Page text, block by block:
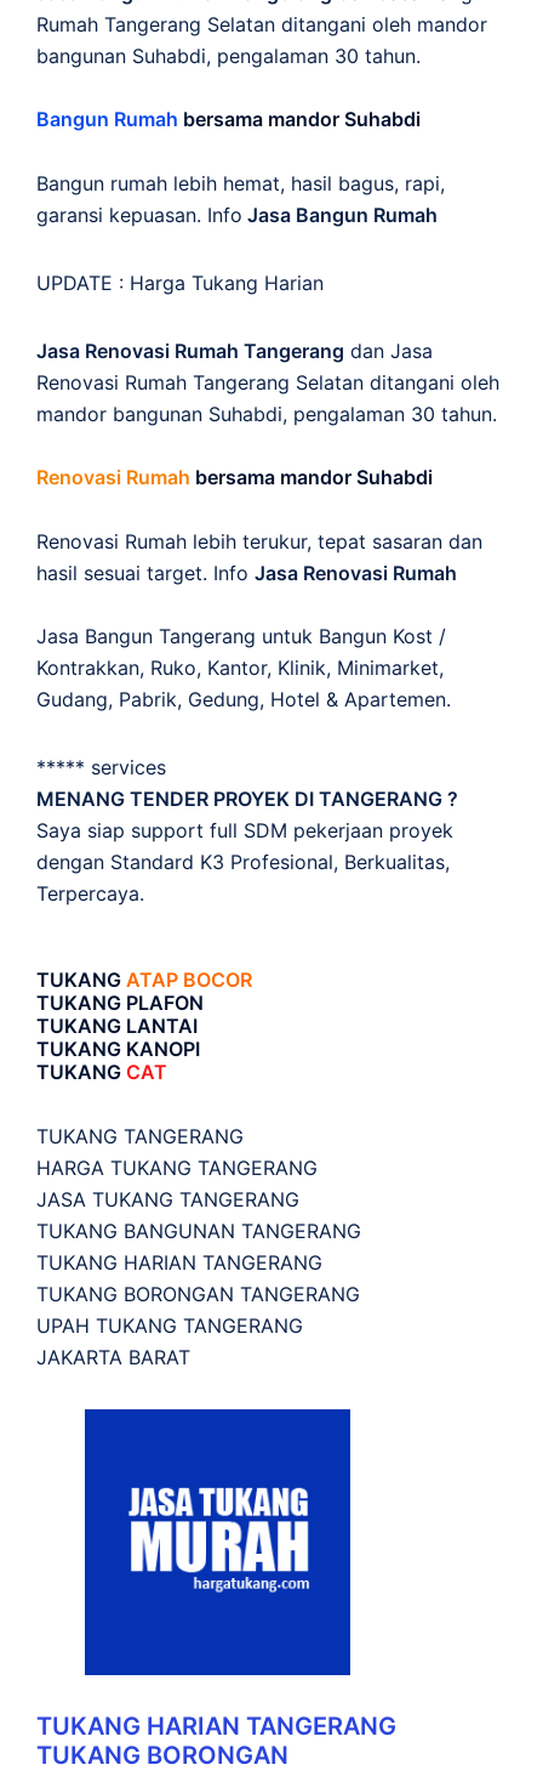
Rumah Tangerang Selatan ditangani oleh mandor
bangunan Suhabdi, pengalaman 30 tahun.
Bangun Rumah bersama mandor Suhabdi
Bangun rumah lebih hemat, hasil bagus, rapi,
garansi kepuasan. Info Jasa Bangun Rumah
UPDATE : Harga Tukang Harian
Jasa Renovasi Rumah Tangerang dan Jasa
Renovasi Rumah Tangerang Selatan ditangani oleh
mandor bangunan Suhabdi, pengalaman 30 tahun.
Renovasi Rumah bersama mandor Suhabdi
Renovasi Rumah lebih terukur, tepat sasaran dan
hasil sesuai target. Info Jasa Renovasi Rumah
Jasa Bangun Tangerang untuk Bangun Kost /
Kontrakkan, Ruko, Kantor, Klinik, Minimarket,
Gudang, Pabrik, Gedung, Hotel & Apartemen.
***** services
MENANG TENDER PROYEK DI TANGERANG ?
Saya siap support full SDM pekerjaan proyek
dengan Standard K3 Profesional, Berkualitas,
Terpercaya.
TUKANG ATAP BOCOR
TUKANG PLAFON
TUKANG LANTAI
TUKANG KANOPI
TUKANG CAT
TUKANG TANGERANG
HARGA TUKANG TANGERANG
JASA TUKANG TANGERANG
TUKANG BANGUNAN TANGERANG
TUKANG HARIAN TANGERANG
TUKANG BORONGAN TANGERANG
UPAH TUKANG TANGERANG
JAKARTA BARAT
TUKANG HARIAN TANGERANG
TUKANG BORONGAN